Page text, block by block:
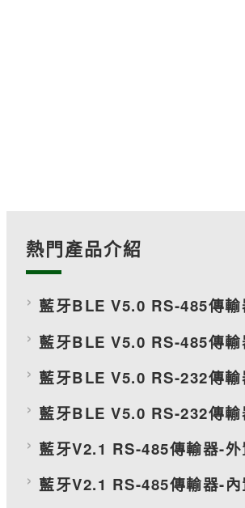
熱門產品介紹
藍牙BLE V5.0 RS-485傳
藍牙BLE V5.0 RS-485傳
藍牙BLE V5.0 RS-232傳
藍牙BLE V5.0 RS-232傳
藍牙V2.1 RS-485傳輸器-外
藍牙V2.1 RS-485傳輸器-內